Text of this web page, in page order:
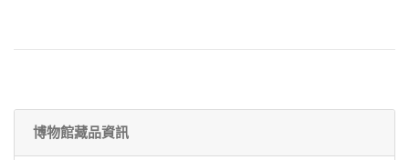
博物館藏品資訊